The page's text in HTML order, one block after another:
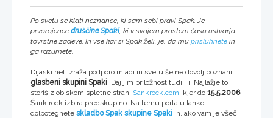
Po svetu se klati neznanec, ki sam sebi pravi Spak. Je
prvorojenec druščine Spaki, ki v svojem prostem času ustvarja
tovrstne zadeve. In vse kar si Spak želi, je, da mu prisluhnete in
ga razumete.
Dijaski.net izraža podporo mladi in svetu še ne dovolj poznani
glasbeni skupini Spaki . Daj jim priložnost tudi Ti! Najlažje to
storiš z obiskom spletne strani Sankrock.com , kjer do 15.5.2006
Šank rock izbira predskupino. Na temu portalu lahko
dolpotegnete skladbo Spak skupine Spaki in, ako vam je všeč,